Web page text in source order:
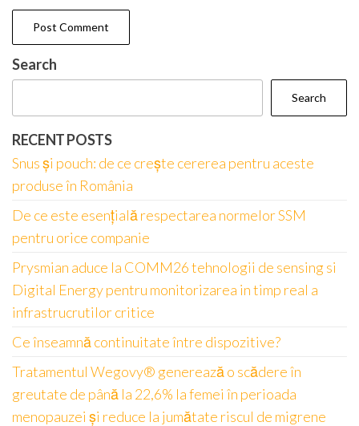
Search
Search
RECENT POSTS
Snus și pouch: de ce crește cererea pentru aceste
produse în România
De ce este esențială respectarea normelor SSM
pentru orice companie
Prysmian aduce la COMM26 tehnologii de sensing si
Digital Energy pentru monitorizarea in timp real a
infrastrucrutilor critice
Ce înseamnă continuitate între dispozitive?
Tratamentul Wegovy® generează o scădere în
greutate de până la 22,6% la femei în perioada
menopauzei și reduce la jumătate riscul de migrene